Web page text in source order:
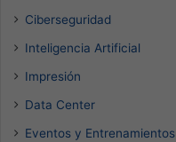
Ciberseguridad
Inteligencia Artificial
Impresión
Data Center
Eventos y Entrenamientos